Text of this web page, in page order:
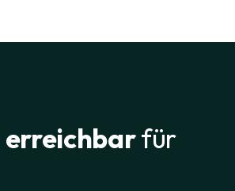
erreichbarfür